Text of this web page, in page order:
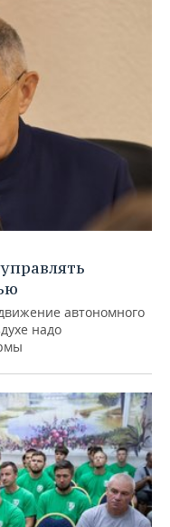
автономного
надо